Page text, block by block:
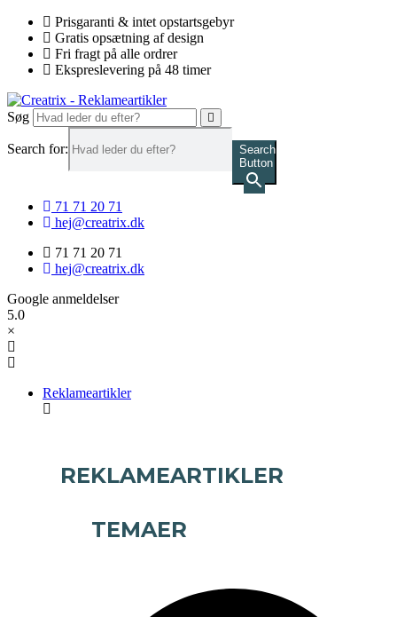
Videre
indhold
Prisgaranti & intet opstartsgebyr
Gratis opsætning af design
Fri fragt på alle ordrer
Ekspreslevering på 48 timer
Søg
Search for:
Search
Button
71 71 20 71
hej@creatrix.dk
71 71 20 71
hej@creatrix.dk
Google anmeldelser
5.0
×
Reklameartikler
REKLAMEARTIKLER
TEMAER